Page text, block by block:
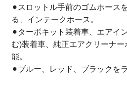
⚫︎スロットル手前のゴムホース
る、インテークホース。
⚫︎ターボキット装着車、エアイ
む)装着車、純正エアクリーナ
能。
⚫︎ブルー、レッド、ブラックを